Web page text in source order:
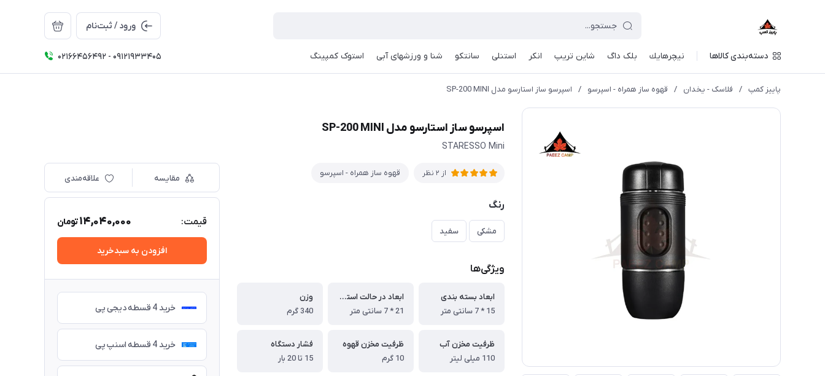
ورود / ثبت‌نام
دسته‌بندی کالاها نيچرهايك بلک داگ شاین تریپ انکر استنلی سانتکو شنا و ورزشهای آبی استوک کمپینگ 02166456492 - 09121933405
پاییز کمپ / فلاسک - یخدان / قهوه ساز همراه - اسپرسو / اسپرسو ساز استارسو مدل SP-200 MINI
اسپرسو ساز استارسو مدل SP-200 MINI
STARESSO Mini
از 2 نظر قهوه ساز همراه - اسپرسو
رنگ
مشکی سفید
ویژگی‌ها
ابعاد بسته بندی
15 * 7 سانتی متر
ابعاد در حالت استفاده
21 * 7 سانتی متر
وزن
340 گرم
ظرفیت مخزن آب
110 میلی لیتر
ظرفیت مخزن قهوه
10 گرم
فشار دستگاه
15 تا 20 بار
مقایسه علاقه‌مندی
قیمت: 14,040,000تومان
افزودن به سبدخرید
خرید 4 قسطه دیجی پی
خرید 4 قسطه اسنپ پی